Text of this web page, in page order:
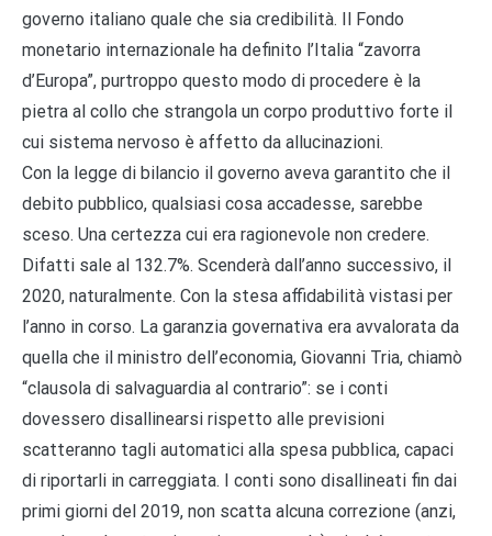
governo italiano quale che sia credibilità. Il Fondo
monetario internazionale ha definito l’Italia “zavorra
d’Europa”, purtroppo questo modo di procedere è la
pietra al collo che strangola un corpo produttivo forte il
cui sistema nervoso è affetto da allucinazioni.
Con la legge di bilancio il governo aveva garantito che il
debito pubblico, qualsiasi cosa accadesse, sarebbe
sceso. Una certezza cui era ragionevole non credere.
Difatti sale al 132.7%. Scenderà dall’anno successivo, il
2020, naturalmente. Con la stesa affidabilità vistasi per
l’anno in corso. La garanzia governativa era avvalorata da
quella che il ministro dell’economia, Giovanni Tria, chiamò
“clausola di salvaguardia al contrario”: se i conti
dovessero disallinearsi rispetto alle previsioni
scatteranno tagli automatici alla spesa pubblica, capaci
di riportarli in carreggiata. I conti sono disallineati fin dai
primi giorni del 2019, non scatta alcuna correzione (anzi,